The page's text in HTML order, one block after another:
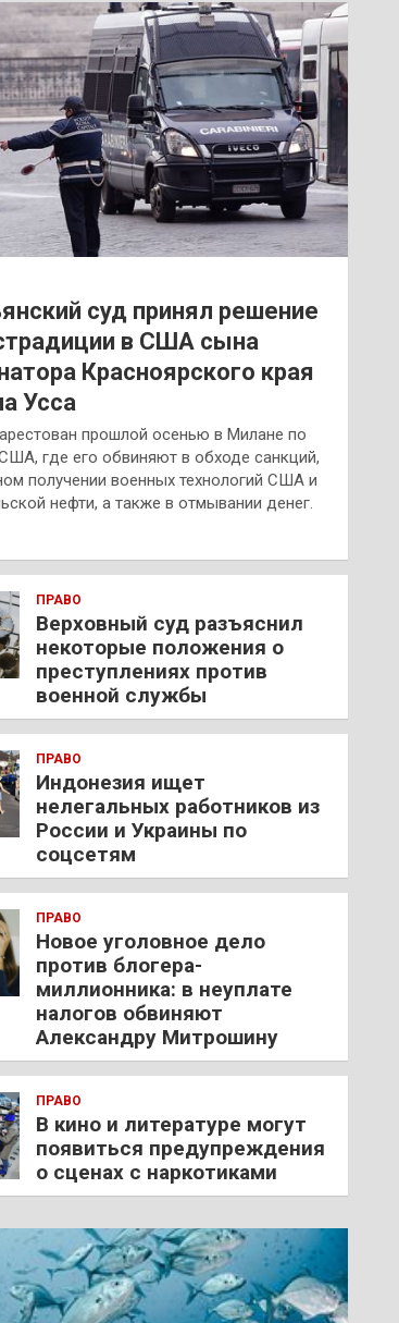
суд принял решение
в США сына
Красноярского края
Усса
прошлой осенью в Милане по
где его обвиняют в обходе санкций,
получении военных технологий США и
нефти, а также в отмывании денег.
ПРАВО
Верховный суд разъяснил
некоторые положения о
преступлениях против
военной службы
ПРАВО
Индонезия ищет
нелегальных работников из
России и Украины по
соцсетям
ПРАВО
Новое уголовное дело
против блогера-
миллионника: в неуплате
налогов обвиняют
Александру Митрошину
ПРАВО
В кино и литературе могут
появиться предупреждения
о сценах с наркотиками